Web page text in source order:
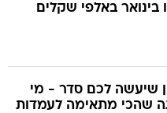
בינואר באלפי שקלים
שיעשה לכם סדר - מי
שהכי מתאימה לעמדות